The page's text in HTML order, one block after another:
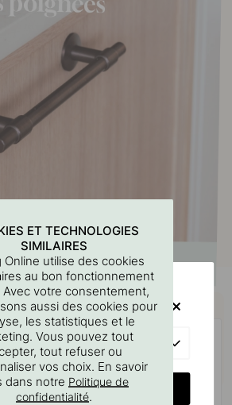
avec
ET TECHNOLOGIES
SIMILAIRES
Online utilise des cookies
au bon fonctionnement
Avec votre consentement,
aussi des cookies pour
les statistiques et le
Vous pouvez tout
tout refuser ou
vos choix. En savoir
dans notre Politique de
confidentialité.
VISIT?
COUNTRY